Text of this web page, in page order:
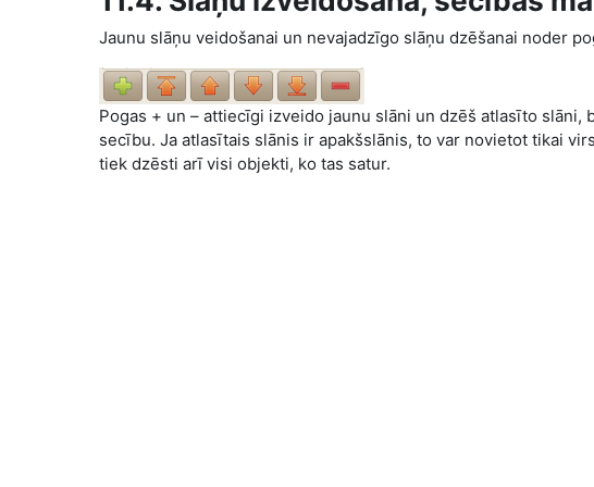
Jaunu slāņu veidošanai un nevajadzīgo slāņu dzēšanai noder
Pogas + un – attiecīgi izveido jaunu slāni un dzēš atlasīto
secību. Ja atlasītais slānis ir apakšslānis, to var novietot tikai
tiek dzēsti arī visi objekti, ko tas satur.